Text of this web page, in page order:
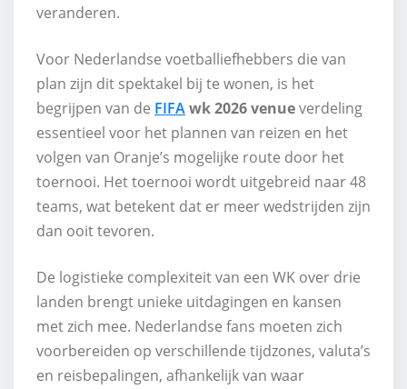
veranderen.
Voor Nederlandse voetballiefhebbers die van
plan zijn dit spektakel bij te wonen, is het
begrijpen van de FIFAwk 2026 venueverdeling
essentieel voor het plannen van reizen en het
volgen van Oranje’s mogelijke route door het
toernooi. Het toernooi wordt uitgebreid naar 48
teams, wat betekent dat er meer wedstrijden zijn
dan ooit tevoren.
De logistieke complexiteit van een WK over drie
landen brengt unieke uitdagingen en kansen
met zich mee. Nederlandse fans moeten zich
voorbereiden op verschillende tijdzones, valuta’s
en reisbepalingen, afhankelijk van waar